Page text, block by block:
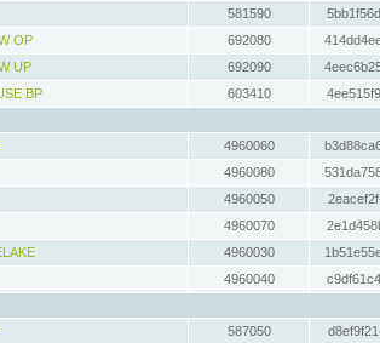
581590
OP
692080
UP
692090
BP
603410
4960060
4960080
4960050
4960070
4960030
4960040
587050